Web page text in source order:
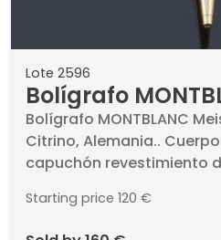
Lote 2596
Bolígrafo
Meisterstück
Alemania.
Bolígrafo MONTBLANC
Citrino, Alemania..
capuchón revestimiento
Starting price 120 €